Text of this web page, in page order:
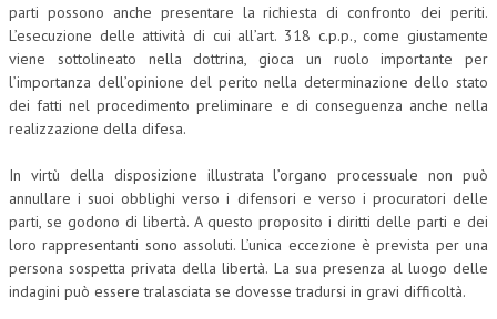
parti possono anche presentare la richiesta di confronto dei periti.
L’esecuzione delle attività di cui all’art. 318 c.p.p., come giustamente
viene sottolineato nella dottrina, gioca un ruolo importante per
l’importanza dell’opinione del perito nella determinazione dello stato
dei fatti nel procedimento preliminare e di conseguenza anche nella
realizzazione della difesa.
In virtù della disposizione illustrata l’organo processuale non può
annullare i suoi obblighi verso i difensori e verso i procuratori delle
parti, se godono di libertà. A questo proposito i diritti delle parti e dei
loro rappresentanti sono assoluti. L’unica eccezione è prevista per una
persona sospetta privata della libertà. La sua presenza al luogo delle
indagini può essere tralasciata se dovesse tradursi in gravi difficoltà.